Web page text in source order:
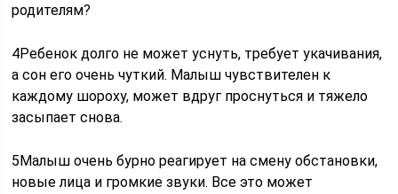
родителям?
4Ребенок долго не может уснуть, требует укачивания,
а сон его очень чуткий. Малыш чувствителен к
каждому шороху, может вдруг проснуться и тяжело
засыпает снова.
5Малыш очень бурно реагирует на смену обстановки,
новые лица и громкие звуки. Все это может